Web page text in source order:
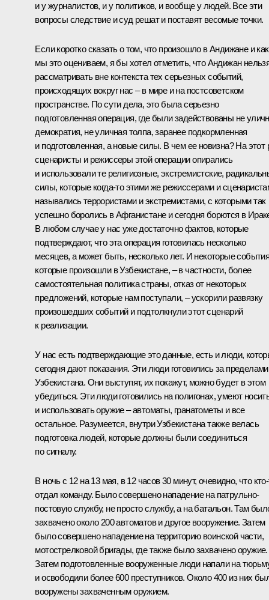
и у журналистов, и у политиков, и вообще у людей. Все эти
вопросы следствие и суд решат и поставят весомые точки.
Если коротко сказать о том, что произошло в Андижане и как
мы это оцениваем, я бы хотел отметить, что Андижан
рассматривать вне контекста тех серьезных событий,
происходящих вокруг нас – в мире и на постсоветском
пространстве. По сути дела, это была серьезно
подготовленная операция, где были задействованы не
демократия, не уличная толпа, заранее подкормленная
и подготовленная, а новые силы. В чем ее новизна? На этот
сценаристы и режиссеры этой операции опирались
и использовали те религиозные, экстремистские,
силы, которые когда‑то этими же режиссерами и
назывались террористами и экстремистами, с которыми так
успешно боролись в Афганистане и сегодня борются в
В любом случае у нас уже достаточно фактов, которые
подтверждают, что эта операция готовилась несколько
месяцев, а может быть, несколько лет. И некоторые
которые произошли в Узбекистане, – в частности, более
самостоятельная политика страны, отказ от некоторых
предложений, которые нам поступали, – ускорили развязку
произошедших событий и подтолкнули этот сценарий
к реализации.
У нас есть подтверждающие это данные, есть и люди,
сегодня дают показания. Эти люди готовились за пределами
Узбекистана. Они выступят, их покажут, можно будет в этом
убедиться. Эти люди готовились на полигонах, умеют
и использовать оружие – автоматы, гранатометы и все
остальное. Разумеется, внутри Узбекистана также велась
подготовка людей, которые должны были соединиться
по сигналу.
В ночь с 12 на 13 мая, в 12 часов 30 минут, очевидно, что
отдал команду. Было совершено нападение на патрульно-
постовую службу, не просто службу, а на батальон. Там
захвачено около 200 автоматов и другое вооружение. Затем
было совершено нападение на территорию воинской части,
мотострелковой бригады, где также было захвачено оружие.
Затем подготовленные вооруженные люди напали на
и освободили более 600 преступников. Около 400 из них
вооружены захваченным оружием.